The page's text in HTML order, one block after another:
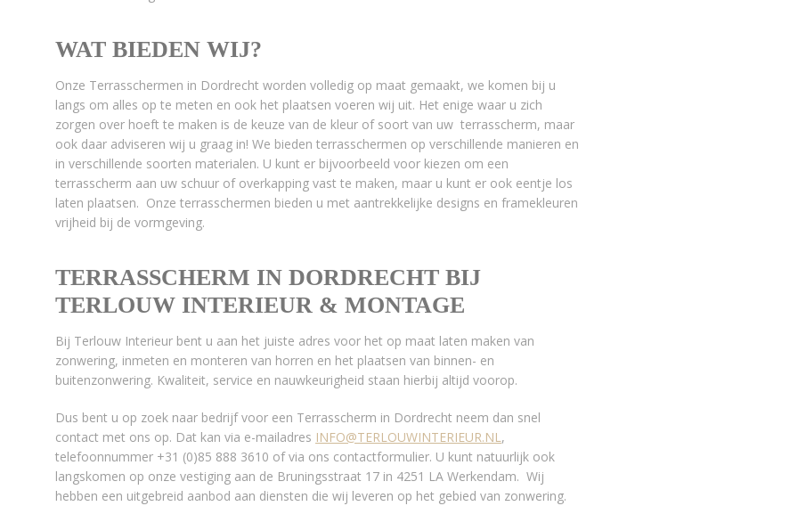
WAT BIEDEN WIJ?
Onze Terrasschermen in Dordrecht worden volledig op maat gemaakt, we komen bij u
langs om alles op te meten en ook het plaatsen voeren wij uit. Het enige waar u zich
zorgen over hoeft te maken is de keuze van de kleur of soort van uw terrasscherm, maar
ook daar adviseren wij u graag in! We bieden terrasschermen op verschillende manieren en
in verschillende soorten materialen. U kunt er bijvoorbeeld voor kiezen om een
terrasscherm aan uw schuur of overkapping vast te maken, maar u kunt er ook eentje los
laten plaatsen. Onze terrasschermen bieden u met aantrekkelijke designs en framekleuren
vrijheid bij de vormgeving.
TERRASSCHERM IN DORDRECHT BIJ
TERLOUW INTERIEUR & MONTAGE
Bij Terlouw Interieur bent u aan het juiste adres voor het op maat laten maken van
zonwering, inmeten en monteren van horren en het plaatsen van binnen- en
buitenzonwering. Kwaliteit, service en nauwkeurigheid staan hierbij altijd voorop.
Dus bent u op zoek naar bedrijf voor een Terrasscherm in Dordrecht neem dan snel
contact met ons op. Dat kan via e-mailadres INFO@TERLOUWINTERIEUR.NL,
telefoonnummer +31 (0)85 888 3610 of via ons contactformulier. U kunt natuurlijk ook
langskomen op onze vestiging aan de Bruningsstraat 17 in 4251 LA Werkendam. Wij
hebben een uitgebreid aanbod aan diensten die wij leveren op het gebied van zonwering.